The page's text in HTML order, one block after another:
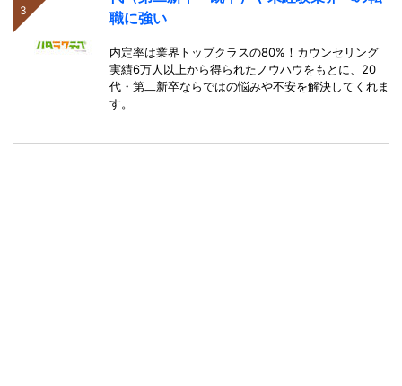
職に強い
内定率は業界トップクラスの80%！カウンセリング
実績6万人以上から得られたノウハウをもとに、20
代・第二新卒ならではの悩みや不安を解決してくれま
す。